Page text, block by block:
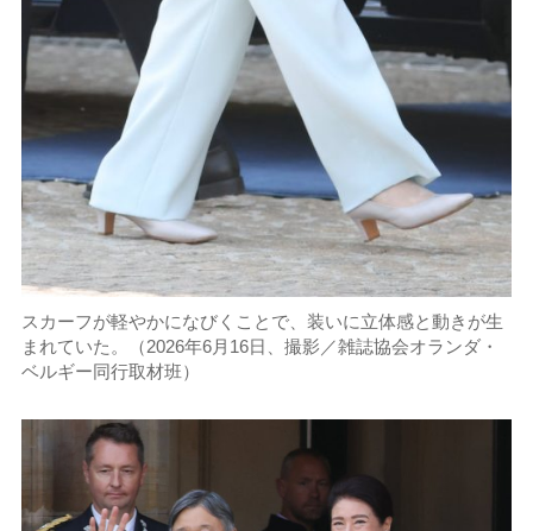
スカーフが軽やかになびくことで、装いに立体感と動きが生
まれていた。（2026年6月16日、撮影／雑誌協会オランダ・
ベルギー同行取材班）